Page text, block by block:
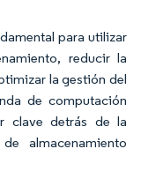
para utilizar
reducir la
la gestión del
de computación
clave detrás de la
almacenamiento